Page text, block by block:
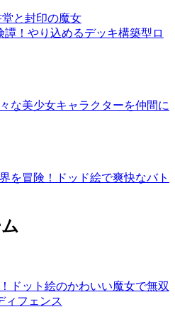
と封印の魔女
！やり込めるデッキ構築型ロ
な美少女キャラクターを仲間に
を冒険！ドッド絵で爽快なバト
ドット絵のかわいい魔女で無双
ィフェンス